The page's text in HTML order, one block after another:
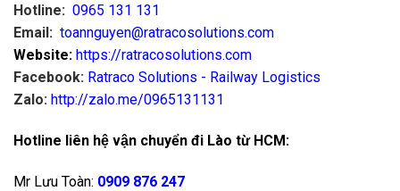
Hotline: 0965 131 131
Email: toannguyen@ratracosolutions.com
Website: https://ratracosolutions.com
Facebook: Ratraco Solutions - Railway Logistics
Zalo: http://zalo.me/0965131131
Hotline liên hệ vận chuyển đi Lào từ HCM:
Mr Lưu Toàn: 0909 876 247